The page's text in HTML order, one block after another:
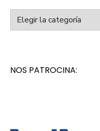
Categorías
NOS PATROCINA: